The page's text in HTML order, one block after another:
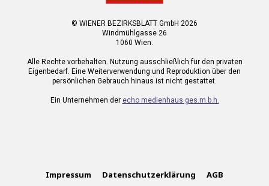
© WIENER BEZIRKSBLATT GmbH 2026
Windmühlgasse 26
1060 Wien.
Alle Rechte vorbehalten. Nutzung ausschließlich für den privaten
Eigenbedarf. Eine Weiterverwendung und Reproduktion über den
persönlichen Gebrauch hinaus ist nicht gestattet.
Ein Unternehmen der echo medienhaus ges.m.b.h.
Impressum Datenschutzerklärung AGB